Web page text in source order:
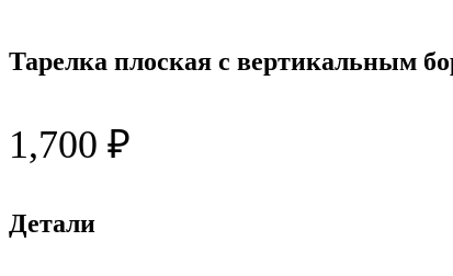
Тарелка плоская с вертикальным
1,700 ₽
Детали